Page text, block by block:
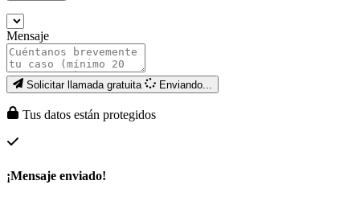
Mensaje
Solicitar llamada gratuita Enviando...
Tus datos están protegidos
¡Mensaje enviado!